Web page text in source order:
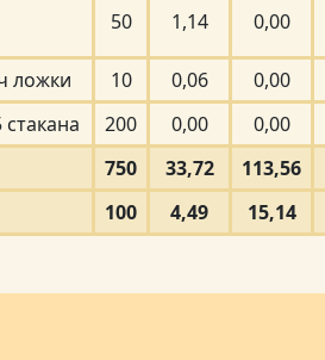
50 1,14 0,00
ложки 10 0,06
0,00
стакана 200 0,00
0,00
750 33,72
113,56
100 4,49 15,14